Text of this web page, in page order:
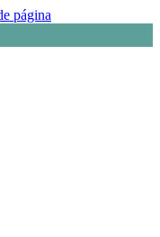
página